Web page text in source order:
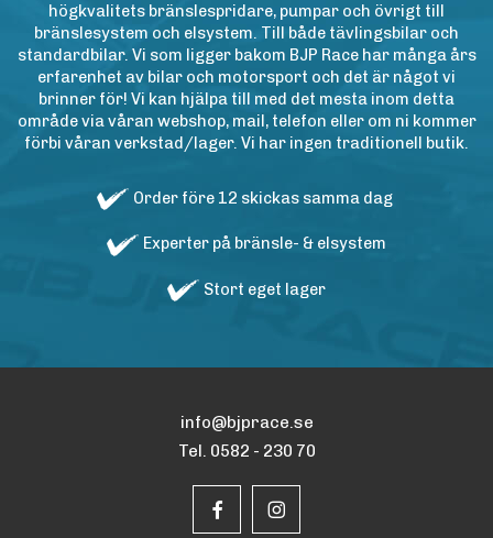
högkvalitets bränslespridare, pumpar och övrigt till
bränslesystem och elsystem. Till både tävlingsbilar och
standardbilar. Vi som ligger bakom BJP Race har många års
erfarenhet av bilar och motorsport och det är något vi
brinner för! Vi kan hjälpa till med det mesta inom detta
område via våran webshop, mail, telefon eller om ni kommer
förbi våran verkstad/lager. Vi har ingen traditionell butik.
Order före 12 skickas samma dag
Experter på bränsle- & elsystem
Stort eget lager
info@bjprace.se
Tel. 0582 - 230 70